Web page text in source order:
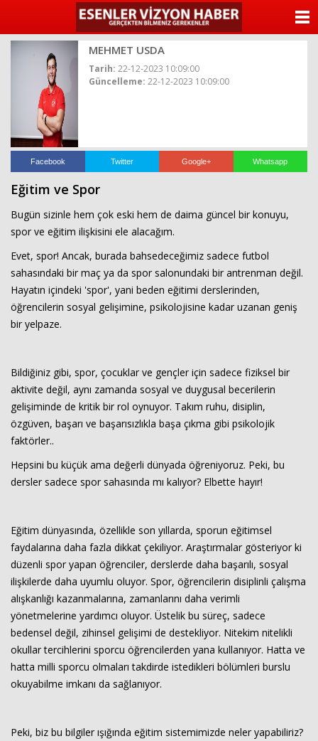
MEHMET USDA
Tarih: 22-12-2023 10:09:00
Güncelleme: 22-12-2023 10:09:00
Facebook Twitter Google+ Whatsapp
Eğitim ve Spor
Bugün sizinle hem çok eski hem de daima güncel bir konuyu,
spor ve eğitim ilişkisini ele alacağım.
Evet, spor! Ancak, burada bahsedeceğimiz sadece futbol
sahasındaki bir maç ya da spor salonundaki bir antrenman değil.
Hayatın içindeki 'spor', yani beden eğitimi derslerinden,
öğrencilerin sosyal gelişimine, psikolojisine kadar uzanan geniş
bir yelpaze.
Bildiğiniz gibi, spor, çocuklar ve gençler için sadece fiziksel bir
aktivite değil, aynı zamanda sosyal ve duygusal becerilerin
gelişiminde de kritik bir rol oynuyor. Takım ruhu, disiplin,
özgüven, başarı ve başarısızlıkla başa çıkma gibi psikolojik
faktörler..
Hepsini bu küçük ama değerli dünyada öğreniyoruz. Peki, bu
dersler sadece spor sahasında mı kalıyor? Elbette hayır!
Eğitim dünyasında, özellikle son yıllarda, sporun eğitimsel
faydalarına daha fazla dikkat çekiliyor. Araştırmalar gösteriyor ki
düzenli spor yapan öğrenciler, derslerde daha başarılı, sosyal
ilişkilerde daha uyumlu oluyor. Spor, öğrencilerin disiplinli çalışma
alışkanlığı kazanmalarına, zamanlarını daha verimli
yönetmelerine yardımcı oluyor. Üstelik bu süreç, sadece
bedensel değil, zihinsel gelişimi de destekliyor. Nitekim nitelikli
okullar tercihlerini sporcu öğrencilerden yana kullanıyor. Hatta ve
hatta milli sporcu olmaları takdirde istedikleri bölümleri burslu
okuyabilme imkanı da sağlanıyor.
Peki, biz bu bilgiler ışığında eğitim sistemimizde neler yapabiliriz?
ANASAYFA
YAZARLAR
İLETİŞİM